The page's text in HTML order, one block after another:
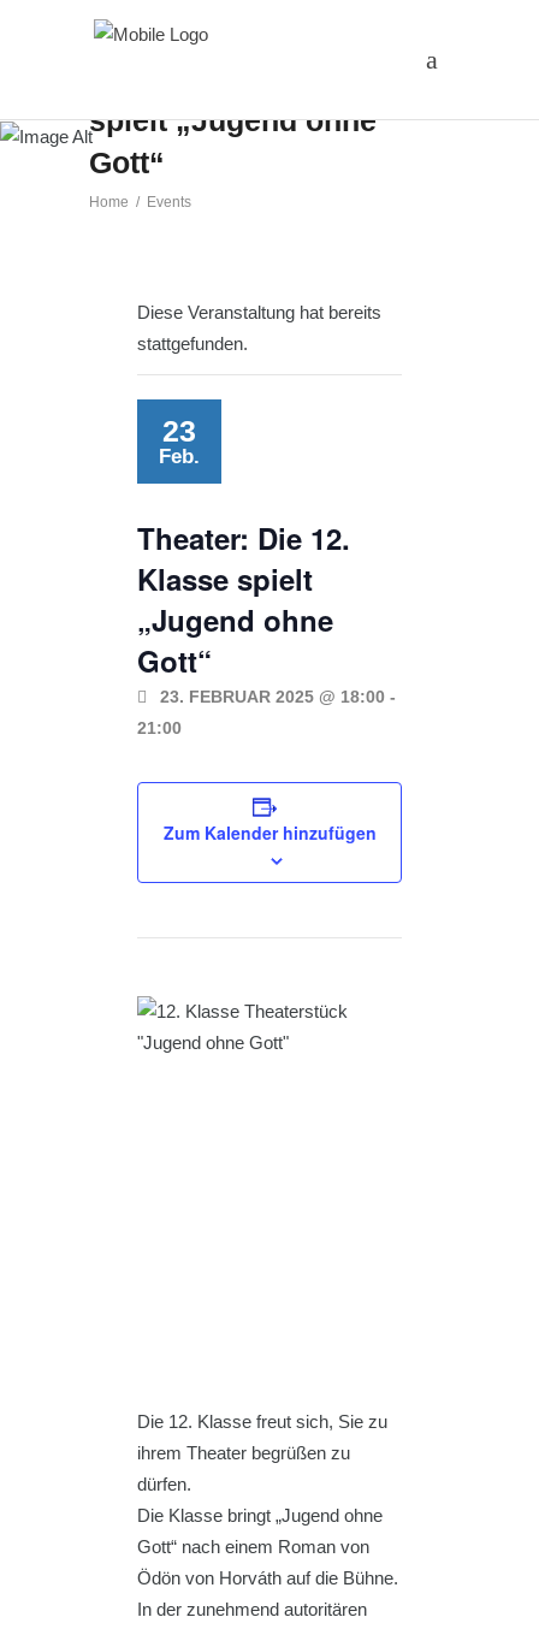
spielt „Jugend ohne
Gott“
Home / Events
Diese Veranstaltung hat bereits
stattgefunden.
23
Feb.
Theater: Die 12.
Klasse spielt
„Jugend ohne
Gott“
23. FEBRUAR 2025 @ 18:00 -
21:00
Zum Kalender hinzufügen
Die 12. Klasse freut sich, Sie zu
ihrem Theater begrüßen zu
dürfen.
Die Klasse bringt „Jugend ohne
Gott“ nach einem Roman von
Ödön von Horváth auf die Bühne.
In der zunehmend autoritären